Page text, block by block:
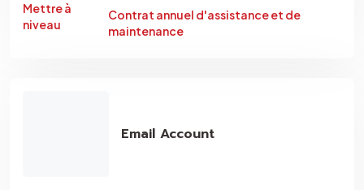
Mettre à
niveau
Contrat annuel d'assistance et de
maintenance
Email Account